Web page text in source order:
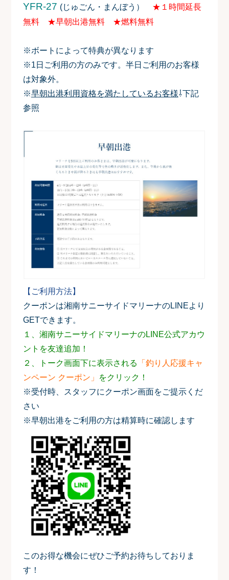
YFR-27 (じゅごん・まんぼう）
★１時間延長
無料 ★早朝出港無料 ★燃料無料
※ボートによって特典が異なります
※1日ご利用の方のみです。半日ご利用のお客様
は対象外。
※早朝出港利用資格を満たしているお客様⇩下記
参照
【ご利用方法】
クーポンは湘南サニーサイドマリーナのLINEより
GETできます。
１、湘南サニーサイドマリーナのLINE公式アカウ
ントを友達追加！
２、トーク画面下に表示される
「釣り人応援キャ
ンペーン クーポン」
をクリック！
※受付時、スタッフにクーポン画面をご提示くだ
さい
※早朝出港をご利用の方は精算時に確認します
このお得な機会にぜひご予約お待ちしておりま
す！